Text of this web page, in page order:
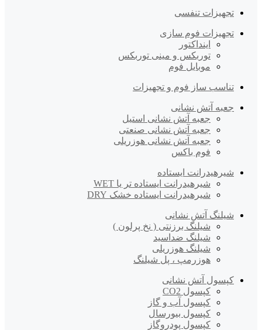
تجهیزات تنفسی
تجهیزات فوم سازی
اینداکتور
توربکس و مینی توربکس
موبایل فوم
تناسب ساز فوم و تجهیزات
جعبه آتش نشانی
جعبه آتش نشانی استیل
جعبه آتش نشانی صنعتی
جعبه آتش نشانی هوزریلی
فوم باکس
شیرهیدرانت ایستاده
شیرهیدرانت ایستاده تر یا WET
شیرهیدرانت ایستاده خشک DRY
شیلنگ آتش نشانی
شیلنگ برزنتی ( نخ پرلون )
شیلنگ ضداسید
شیلنگ هوزریلی
هوزرمپ ، پل شیلنگ
کپسول آتش نشانی
کپسول CO2
کپسول آب و گاز
کپسول بیورسال
کپسول پودروگاز